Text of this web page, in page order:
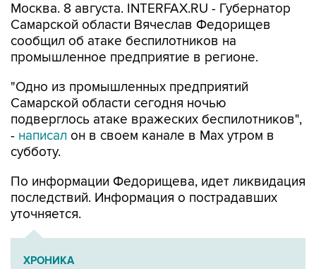
Москва. 8 августа. INTERFAX.RU - Губернатор
Самарской области Вячеслав Федорищев
сообщил об атаке беспилотников на
промышленное предприятие в регионе.
"Одно из промышленных предприятий
Самарской области сегодня ночью
подверглось атаке вражеских беспилотников",
- написал он в своем канале в Max утром в
субботу.
По информации Федорищева, идет ликвидация
последствий. Информация о пострадавших
уточняется.
ХРОНИКА